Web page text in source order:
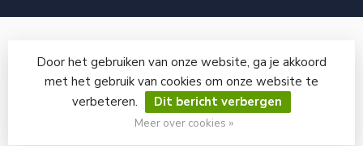
© Copyright 2026 GRITSTRAALWINKEL
Door het gebruiken van onze website, ga je akkoord
met het gebruik van cookies om onze website te
verbeteren.
Dit bericht verbergen
Meer over cookies »